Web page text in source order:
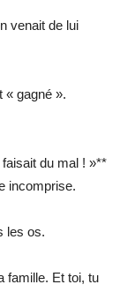
venait de lui
« gagné ».
du mal ! »**
incomprise.
les os.
famille. Et toi, tu